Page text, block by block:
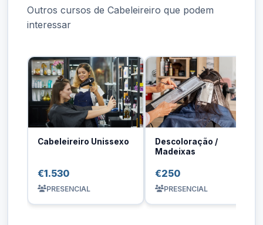
Outros cursos de Cabeleireiro que podem
interessar
Cabeleireiro Unissexo
€1.530
PRESENCIAL
Descoloração /
Madeixas
€250
PRESENCIAL